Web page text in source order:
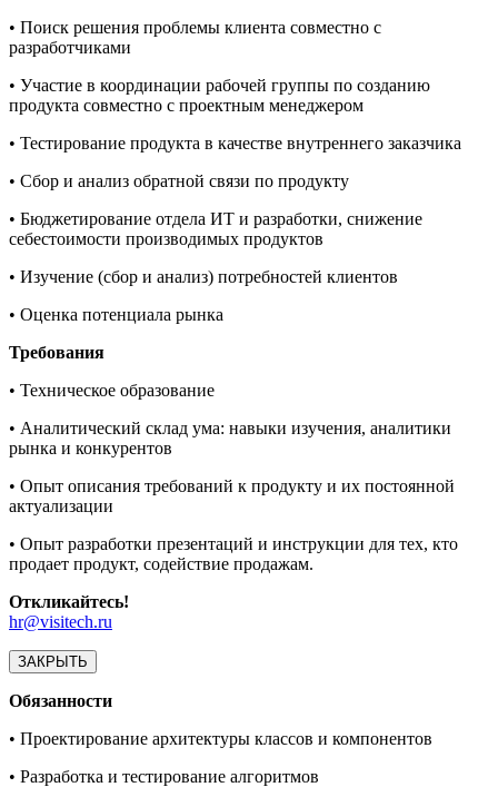
• Поиск решения проблемы клиента совместно с
разработчиками
• Участие в координации рабочей группы по созданию
продукта совместно с проектным менеджером
• Тестирование продукта в качестве внутреннего заказчика
• Сбор и анализ обратной связи по продукту
• Бюджетирование отдела ИТ и разработки, снижение
себестоимости производимых продуктов
• Изучение (сбор и анализ) потребностей клиентов
• Оценка потенциала рынка
Требования
• Техническое образование
• Аналитический склад ума: навыки изучения, аналитики
рынка и конкурентов
• Опыт описания требований к продукту и их постоянной
актуализации
• Опыт разработки презентаций и инструкции для тех, кто
продает продукт, содействие продажам.
Откликайтесь!
hr@visitech.ru
ЗАКРЫТЬ
Обязанности
• Проектирование архитектуры классов и компонентов
• Разработка и тестирование алгоритмов